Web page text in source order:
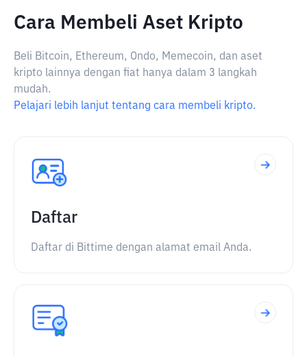
Cara Membeli Aset Kripto
Beli Bitcoin, Ethereum, Ondo, Memecoin, dan aset
kripto lainnya dengan fiat hanya dalam 3 langkah
mudah.
Pelajari lebih lanjut tentang cara membeli kripto.
Daftar
Daftar di Bittime dengan alamat email Anda.